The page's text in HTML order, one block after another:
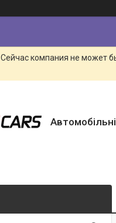
Сейчас компания не может